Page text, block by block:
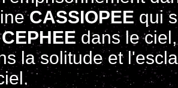
CASSIOPEE qui
CEPHEEdans le
la solitude et